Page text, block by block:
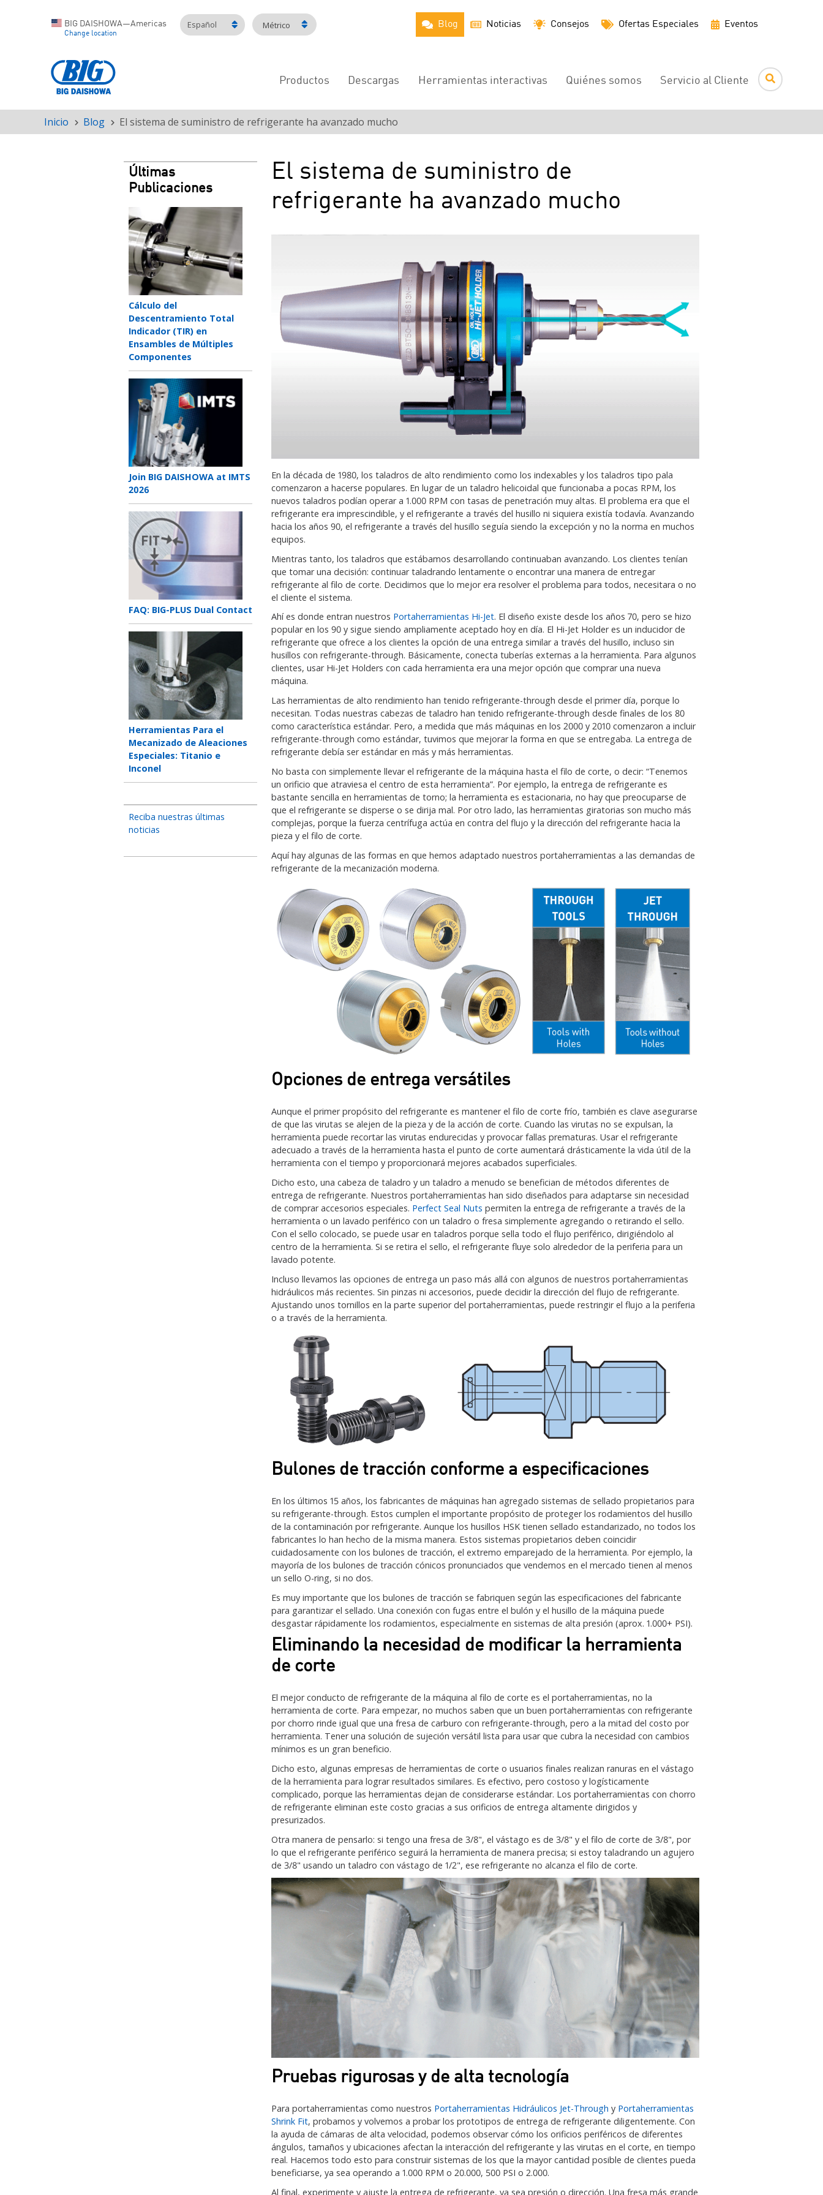
BIG DAISHOWA—Americas
Change location
Español Métrico Blog Noticias Consejos Ofertas Especiales Eventos
Navegación
Productos Descargas Herramientas interactivas Quiénes somos Servicio al Cliente
Ruta
navegación
Inicio Blog El sistema de suministro de refrigerante ha avanzado mucho
Últimas
Publicaciones
Teaser
image
Teaser
title
Cálculo del
Descentramiento Total
Indicador (TIR) en
Ensambles de Múltiples
Componentes
Teaser
image
Teaser
title
Join BIG DAISHOWA at IMTS
2026
Teaser
image
Teaser
title
FAQ: BIG-PLUS Dual Contact
Teaser
image
Teaser
title
Herramientas Para el
Mecanizado de Aleaciones
Especiales: Titanio e
Inconel
Reciba nuestras últimas
noticias
El sistema de suministro de
refrigerante ha avanzado mucho
En la década de 1980, los taladros de alto rendimiento como los indexables y los taladros tipo pala
comenzaron a hacerse populares. En lugar de un taladro helicoidal que funcionaba a pocas RPM, los
nuevos taladros podían operar a 1.000 RPM con tasas de penetración muy altas. El problema era que el
refrigerante era imprescindible, y el refrigerante a través del husillo ni siquiera existía todavía. Avanzando
hacia los años 90, el refrigerante a través del husillo seguía siendo la excepción y no la norma en muchos
equipos.
Mientras tanto, los taladros que estábamos desarrollando continuaban avanzando. Los clientes tenían
que tomar una decisión: continuar taladrando lentamente o encontrar una manera de entregar
refrigerante al filo de corte. Decidimos que lo mejor era resolver el problema para todos, necesitara o no
el cliente el sistema.
Ahí es donde entran nuestros Portaherramientas Hi-Jet. El diseño existe desde los años 70, pero se hizo
popular en los 90 y sigue siendo ampliamente aceptado hoy en día. El Hi-Jet Holder es un inducidor de
refrigerante que ofrece a los clientes la opción de una entrega similar a través del husillo, incluso sin
husillos con refrigerante-through. Básicamente, conecta tuberías externas a la herramienta. Para algunos
clientes, usar Hi-Jet Holders con cada herramienta era una mejor opción que comprar una nueva
máquina.
Las herramientas de alto rendimiento han tenido refrigerante-through desde el primer día, porque lo
necesitan. Todas nuestras cabezas de taladro han tenido refrigerante-through desde finales de los 80
como característica estándar. Pero, a medida que más máquinas en los 2000 y 2010 comenzaron a incluir
refrigerante-through como estándar, tuvimos que mejorar la forma en que se entregaba. La entrega de
refrigerante debía ser estándar en más y más herramientas.
No basta con simplemente llevar el refrigerante de la máquina hasta el filo de corte, o decir: “Tenemos
un orificio que atraviesa el centro de esta herramienta”. Por ejemplo, la entrega de refrigerante es
bastante sencilla en herramientas de torno; la herramienta es estacionaria, no hay que preocuparse de
que el refrigerante se disperse o se dirija mal. Por otro lado, las herramientas giratorias son mucho más
complejas, porque la fuerza centrífuga actúa en contra del flujo y la dirección del refrigerante hacia la
pieza y el filo de corte.
Aquí hay algunas de las formas en que hemos adaptado nuestros portaherramientas a las demandas de
refrigerante de la mecanización moderna.
Opciones de entrega versátiles
Aunque el primer propósito del refrigerante es mantener el filo de corte frío, también es clave asegurarse
de que las virutas se alejen de la pieza y de la acción de corte. Cuando las virutas no se expulsan, la
herramienta puede recortar las virutas endurecidas y provocar fallas prematuras. Usar el refrigerante
adecuado a través de la herramienta hasta el punto de corte aumentará drásticamente la vida útil de la
herramienta con el tiempo y proporcionará mejores acabados superficiales.
Dicho esto, una cabeza de taladro y un taladro a menudo se benefician de métodos diferentes de
entrega de refrigerante. Nuestros portaherramientas han sido diseñados para adaptarse sin necesidad
de comprar accesorios especiales. Perfect Seal Nuts permiten la entrega de refrigerante a través de la
herramienta o un lavado periférico con un taladro o fresa simplemente agregando o retirando el sello.
Con el sello colocado, se puede usar en taladros porque sella todo el flujo periférico, dirigiéndolo al
centro de la herramienta. Si se retira el sello, el refrigerante fluye solo alrededor de la periferia para un
lavado potente.
Incluso llevamos las opciones de entrega un paso más allá con algunos de nuestros portaherramientas
hidráulicos más recientes. Sin pinzas ni accesorios, puede decidir la dirección del flujo de refrigerante.
Ajustando unos tornillos en la parte superior del portaherramientas, puede restringir el flujo a la periferia
o a través de la herramienta.
Bulones de tracción conforme a especificaciones
En los últimos 15 años, los fabricantes de máquinas han agregado sistemas de sellado propietarios para
su refrigerante-through. Estos cumplen el importante propósito de proteger los rodamientos del husillo
de la contaminación por refrigerante. Aunque los husillos HSK tienen sellado estandarizado, no todos los
fabricantes lo han hecho de la misma manera. Estos sistemas propietarios deben coincidir
cuidadosamente con los bulones de tracción, el extremo emparejado de la herramienta. Por ejemplo, la
mayoría de los bulones de tracción cónicos pronunciados que vendemos en el mercado tienen al menos
un sello O-ring, si no dos.
Es muy importante que los bulones de tracción se fabriquen según las especificaciones del fabricante
para garantizar el sellado. Una conexión con fugas entre el bulón y el husillo de la máquina puede
desgastar rápidamente los rodamientos, especialmente en sistemas de alta presión (aprox. 1.000+ PSI).
Eliminando la necesidad de modificar la herramienta
de corte
El mejor conducto de refrigerante de la máquina al filo de corte es el portaherramientas, no la
herramienta de corte. Para empezar, no muchos saben que un buen portaherramientas con refrigerante
por chorro rinde igual que una fresa de carburo con refrigerante-through, pero a la mitad del costo por
herramienta. Tener una solución de sujeción versátil lista para usar que cubra la necesidad con cambios
mínimos es un gran beneficio.
Dicho esto, algunas empresas de herramientas de corte o usuarios finales realizan ranuras en el vástago
de la herramienta para lograr resultados similares. Es efectivo, pero costoso y logísticamente
complicado, porque las herramientas dejan de considerarse estándar. Los portaherramientas con chorro
de refrigerante eliminan este costo gracias a sus orificios de entrega altamente dirigidos y
presurizados.
Otra manera de pensarlo: si tengo una fresa de 3/8", el vástago es de 3/8" y el filo de corte de 3/8", por
lo que el refrigerante periférico seguirá la herramienta de manera precisa; si estoy taladrando un agujero
de 3/8" usando un taladro con vástago de 1/2", ese refrigerante no alcanza el filo de corte.
Pruebas rigurosas y de alta tecnología
Para portaherramientas como nuestros Portaherramientas Hidráulicos Jet-Through y Portaherramientas
Shrink Fit, probamos y volvemos a probar los prototipos de entrega de refrigerante diligentemente. Con
la ayuda de cámaras de alta velocidad, podemos observar cómo los orificios periféricos de diferentes
ángulos, tamaños y ubicaciones afectan la interacción del refrigerante y las virutas en el corte, en tiempo
real. Hacemos todo esto para construir sistemas de los que la mayor cantidad posible de clientes pueda
beneficiarse, ya sea operando a 1.000 RPM o 20.000, 500 PSI o 2.000.
Al final, experimente y ajuste la entrega de refrigerante, ya sea presión o dirección. Una fresa más grande